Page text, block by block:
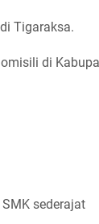
Tigaraksa.
di
sederajat